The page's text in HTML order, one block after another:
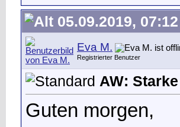
05.09.2019, 07:12
Eva M.
Registrierter Benutzer
AW:
Guten morgen,